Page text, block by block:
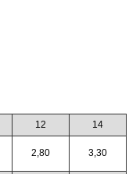
12
14
2,80 3,30